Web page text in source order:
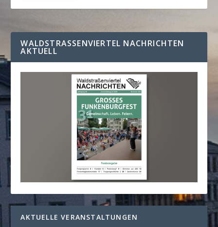
WALDSTRASSENVIERTEL NACHRICHTEN A
KTUELL
AKTUELLE VERANSTALTUNGEN